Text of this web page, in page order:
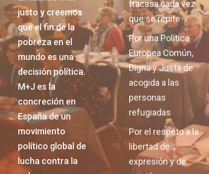
justo y creemos
que el fin de la
pobreza en el
mundo es una
decisión política.
M+J es la
concreción en
España de un
movimiento
político global de
lucha contra la
fracasa cada vez
que se repite
Por una Política
Europea Común,
Digna y Justa de
acogida a las
personas
refugiadas
Por el respeto a la
libertad de
expresión y de